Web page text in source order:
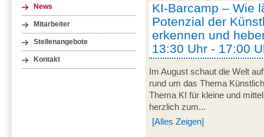
News
Mitarbeiter
Stellenangebote
Kontakt
KI-Barcamp – Wie
Potenzial der
erkennen und
13:30 Uhr - 17:00
Im August schaut die Welt
rund um das Thema
Thema KI für kleine und
herzlich zum...
[Alles Zeigen]